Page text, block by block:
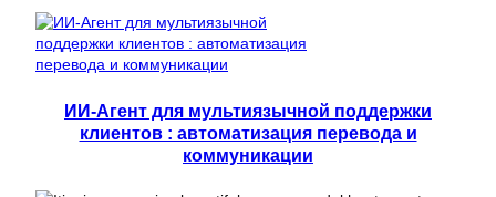
ИИ-Агент для мультиязычной поддержки
клиентов : автоматизация перевода и
коммуникации